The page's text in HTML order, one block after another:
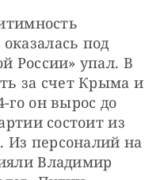
под
России» упал. В
за счет Крыма и
го он вырос до
состоит из
персоналий на
Владимир